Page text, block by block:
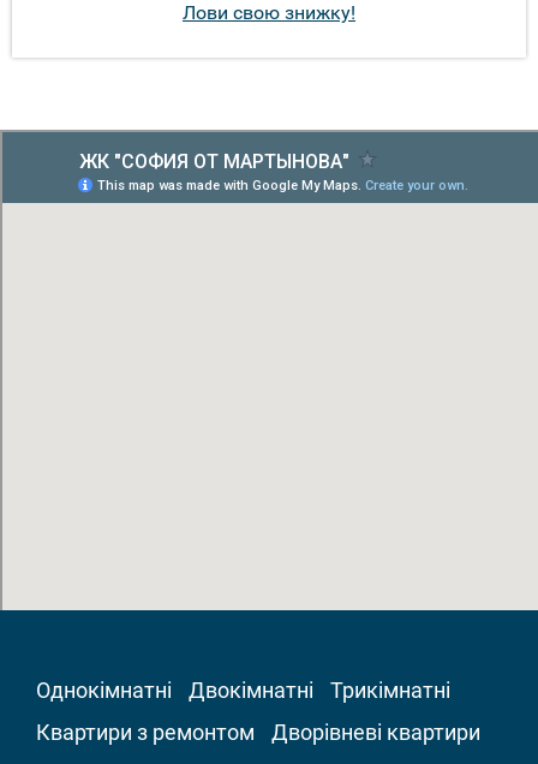
Лови свою знижку!
Однокімнатні Двокімнатні
Трикімнатні
Квартири з ремонтом
Дворівневі квартири